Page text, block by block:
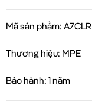
Mã sản phẩm: A7CLR
Thương hiệu: MPE
Bảo hành: 1 năm